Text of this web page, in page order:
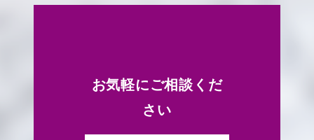
お気軽にご相談くだ
さい